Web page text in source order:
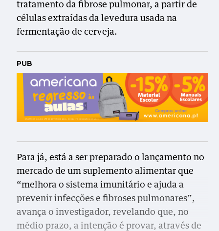
tratamento da fibrose pulmonar, a partir de
células extraídas da levedura usada na
fermentação de cerveja.
PUB
Para já, está a ser preparado o lançamento no
mercado de um suplemento alimentar que
“melhora o sistema imunitário e ajuda a
prevenir infecções e fibroses pulmonares”,
avança o investigador, revelando que, no
médio prazo, a intenção é provar, através de